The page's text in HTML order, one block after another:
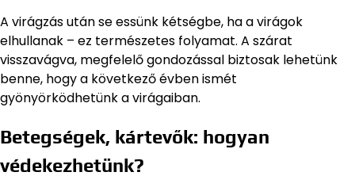
A virágzás után se essünk kétségbe, ha a virágok
elhullanak – ez természetes folyamat. A szárat
visszavágva, megfelelő gondozással biztosak lehetünk
benne, hogy a következő évben ismét
gyönyörködhetünk a virágaiban.
Betegségek, kártevők: hogyan
védekezhetünk?